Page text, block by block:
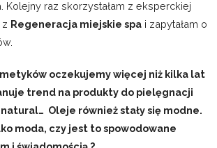
Kolejny raz skorzystałam z eksperckiej
Regeneracja miejskie spa i zapytałam o
oczekujemy więcej niż kilka lat
trend na produkty do pielęgnacji
Oleje również stały się modne.
moda, czy jest to spowodowane